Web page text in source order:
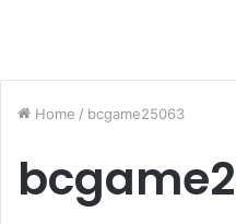
Home / bcgame25063